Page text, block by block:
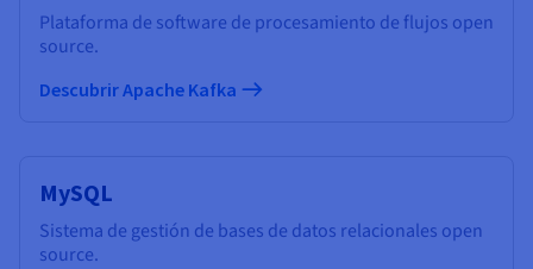
Plataforma de software de procesamiento de flujos open
source.
Descubrir Apache Kafka
MySQL
Sistema de gestión de bases de datos relacionales open
source.